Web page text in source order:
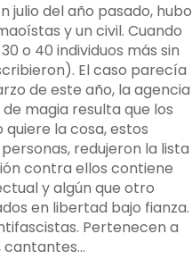
julio del año pasado, hubo
y un civil. Cuando
o 40 individuos más sin
El caso parecía
de este año, la agencia
magia resulta que los
la cosa, estos
redujeron la lista
contra ellos contiene
y algún que otro
en libertad bajo fianza.
Pertenecen a
cantantes…